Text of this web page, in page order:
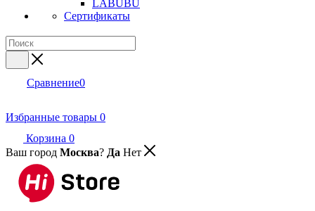
LABUBU
Сертификаты
Сравнение0
Избранные товары 0
Корзина 0
Ваш город Москва? Да Нет